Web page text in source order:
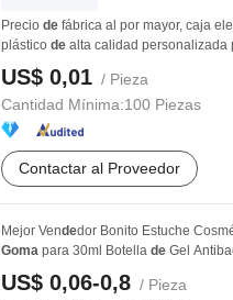
Precio de fábrica al por mayor, caja
plástico de alta calidad personalizada
US$ 0,01 / Pieza
Cantidad Mínima:100 Piezas
Contactar al Proveedor
Mejor Vendedor Bonito Estuche
Goma para 30ml Botella de Gel
US$ 0,06-0,8 / Pieza